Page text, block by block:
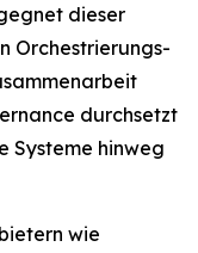
dieser
Orchestrierungs-
durchsetzt
Systeme hinweg
wie